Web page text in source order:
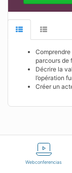
Webconferencias
parcours de
Décrire la
l’opération
Créer un
Español